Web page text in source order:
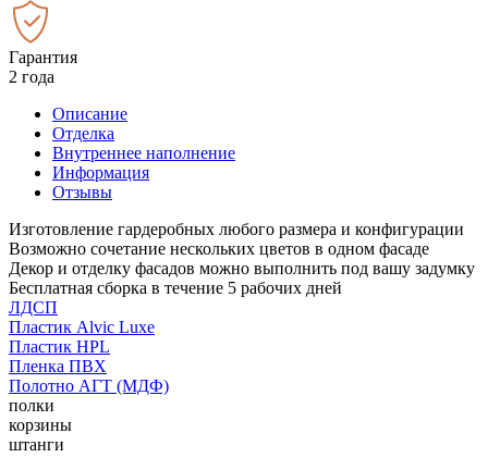
Гарантия
2 года
Описание
Отделка
Внутреннее наполнение
Информация
Отзывы
Изготовление гардеробных любого размера и конфигурации
Возможно сочетание нескольких цветов в одном фасаде
Декор и отделку фасадов можно выполнить под вашу задумку
Бесплатная сборка в течение 5 рабочих дней
ЛДСП
Пластик Alvic Luxe
Пластик HPL
Пленка ПВХ
Полотно АГТ (МДФ)
полки
корзины
штанги